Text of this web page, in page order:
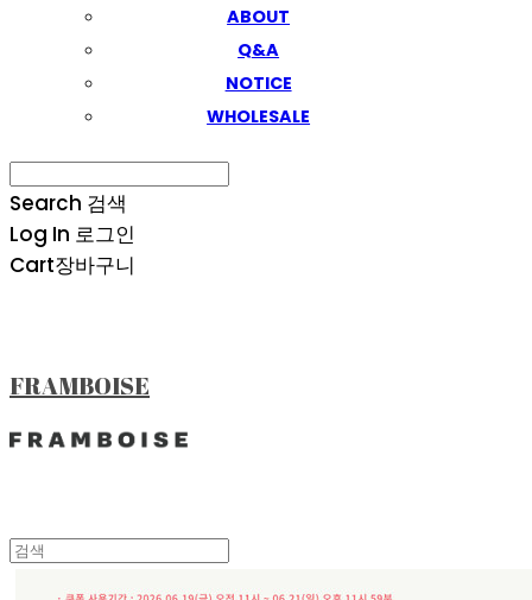
ABOUT
Q&A
NOTICE
WHOLESALE
Search 검색
Log In 로그인
Cart장바구니
FRAMBOISE